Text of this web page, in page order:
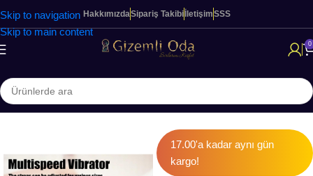
Skip to navigation
Skip to main content
HakkımızdaSipariş Takibi İletişimSSS
0
Ana Sayfa KADINLARA ÖZEL ÜRÜNLER Belden Bağlamalılar
17.00'a kadar aynı gün
kargo!